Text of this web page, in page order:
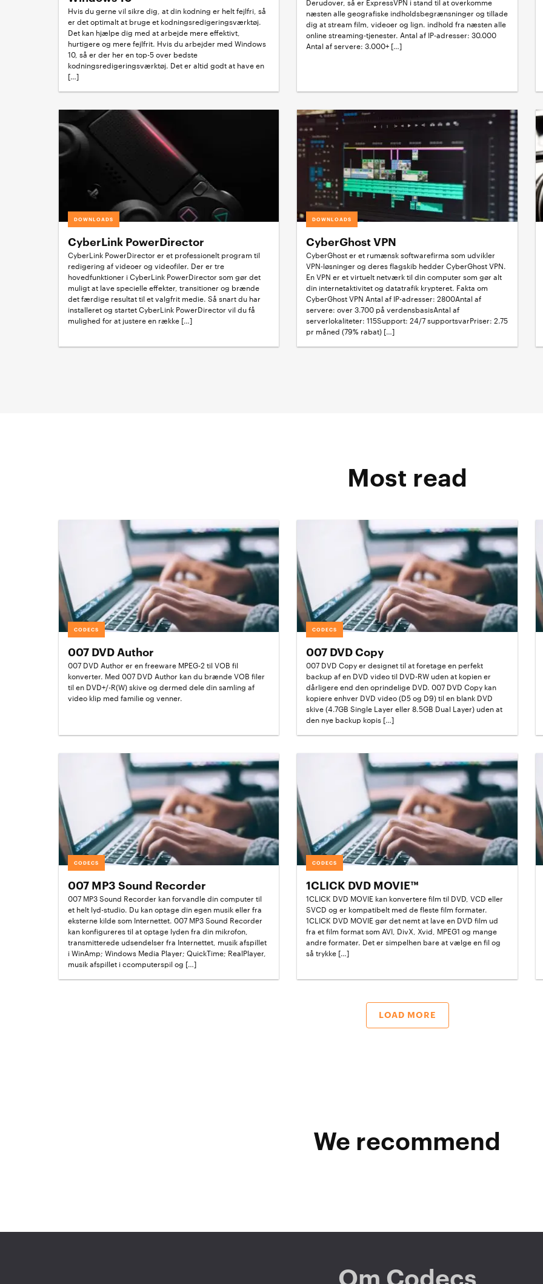
Hvis du gerne vil sikre dig, at din kodning er helt fejlfri, så
er det optimalt at bruge et kodningsredigeringsværktøj.
Det kan hjælpe dig med at arbejde mere effektivt,
hurtigere og mere fejlfrit. Hvis du arbejder med Windows
10, så er der her en top-5 over bedste
kodningsredigeringsværktøj. Det er altid godt at have en
[…]
Derudover, så er ExpressVPN i stand til at overkomme
næsten alle geografiske indholdsbegrænsninger og tillade
dig at stream film, videoer og lign. indhold fra næsten alle
online streaming-tjenester. Antal af IP-adresser: 30.000
Antal af servere: 3.000+ […]
DOWNLOADS
CyberLink PowerDirector
CyberLink PowerDirector er et professionelt program til
redigering af videoer og videofiler. Der er tre
hovedfunktioner i CyberLink PowerDirector som gør det
muligt at lave specielle effekter, transitioner og brænde
det færdige resultat til et valgfrit medie. Så snart du har
installeret og startet CyberLink PowerDirector vil du få
mulighed for at justere en række […]
DOWNLOADS
CyberGhost VPN
CyberGhost er et rumænsk softwarefirma som udvikler
VPN-løsninger og deres flagskib hedder CyberGhost VPN.
En VPN er et virtuelt netværk til din computer som gør alt
din internetaktivitet og datatrafik krypteret. Fakta om
CyberGhost VPN Antal af IP-adresser: 2800Antal af
servere: over 3.700 på verdensbasisAntal af
serverlokaliteter: 115Support: 24/7 supportsvarPriser: 2.75
pr måned (79% rabat) […]
Most read
CODECS
007 DVD Author
007 DVD Author er en freeware MPEG-2 til VOB fil
konverter. Med 007 DVD Author kan du brænde VOB filer
til en DVD+/-R(W) skive og dermed dele din samling af
video klip med familie og venner.
CODECS
007 DVD Copy
007 DVD Copy er designet til at foretage en perfekt
backup af en DVD video til DVD-RW uden at kopien er
dårligere end den oprindelige DVD. 007 DVD Copy kan
kopiere enhver DVD video (D5 og D9) til en blank DVD
skive (4.7GB Single Layer eller 8.5GB Dual Layer) uden at
den nye backup kopis […]
CODECS
007 MP3 Sound Recorder
007 MP3 Sound Recorder kan forvandle din computer til
et helt lyd-studio. Du kan optage din egen musik eller fra
eksterne kilde som Internettet. 007 MP3 Sound Recorder
kan konfigureres til at optage lyden fra din mikrofon,
transmitterede udsendelser fra Internettet, musik afspillet
i WinAmp; Windows Media Player; QuickTime; RealPlayer,
musik afspillet i ccomputerspil og […]
CODECS
1CLICK DVD MOVIE™
1CLICK DVD MOVIE kan konvertere film til DVD, VCD eller
SVCD og er kompatibelt med de fleste film formater.
1CLICK DVD MOVIE gør det nemt at lave en DVD film ud
fra et film format som AVI, DivX, Xvid, MPEG1 og mange
andre formater. Det er simpelhen bare at vælge en fil og
så trykke […]
LOAD MORE
We recommend
Om Codecs